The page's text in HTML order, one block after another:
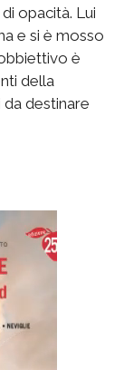
opacità. Lui
e si è mosso
è
della
destinare